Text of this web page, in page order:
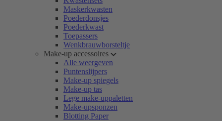
Maskerkwasten
Poederdonsjes
Poederkwast
Toepassers
Wenkbrauwborsteltje
Make-up accessoires
Alle weergeven
Puntenslijpers
Make-up spiegels
Make-up tas
Lege make-uppaletten
Make-upsponzen
Blotting Paper